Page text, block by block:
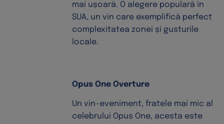
mai ușoară. O alegere populară în
SUA, un vin care exemplifică perfect
complexitatea zonei și gusturile
locale.
Opus One Overture
Un vin-eveniment, fratele mai mic al
celebrului Opus One, acesta este